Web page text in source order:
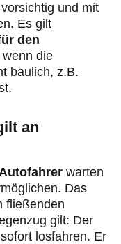
und mit
Es gilt
den
die
baulich, z.B.
an
warten
Das
fließenden
gilt: Der
losfahren. Er